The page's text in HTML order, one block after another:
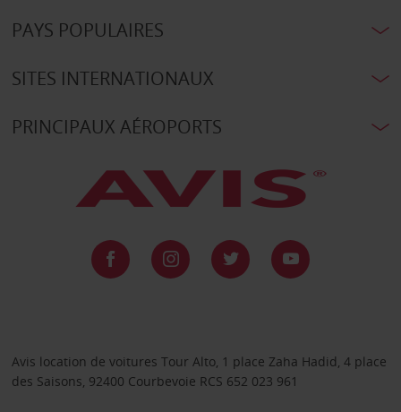
PAYS POPULAIRES
SITES INTERNATIONAUX
PRINCIPAUX AÉROPORTS
Avis location de voitures Tour Alto, 1 place Zaha Hadid, 4 place
des Saisons, 92400 Courbevoie RCS 652 023 961